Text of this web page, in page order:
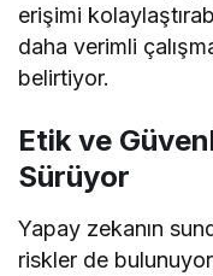
erişimi
daha verimli
belirtiyor.
Etik ve
Sürüyor
Yapay zekanın
riskler de